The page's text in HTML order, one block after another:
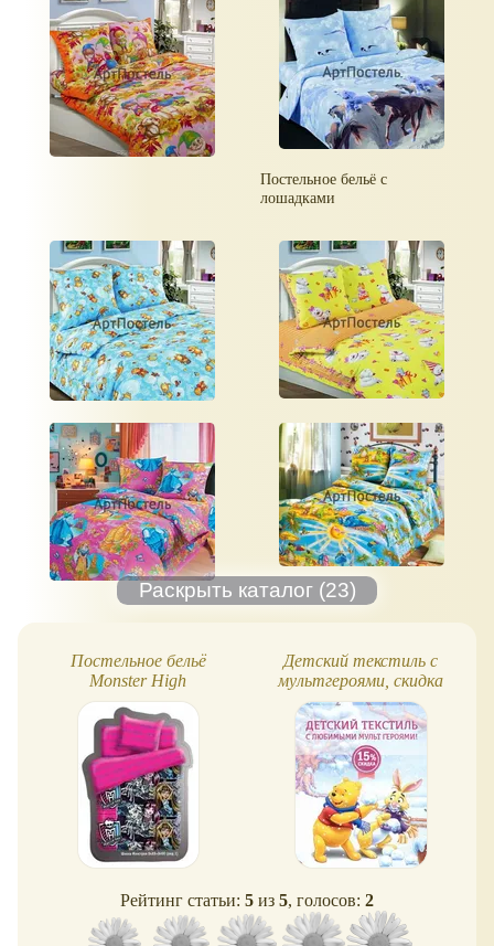
Постельное бельё с
лошадками
Постельное бельё
Monster High
Детский текстиль с
мультгероями, скидка
Рейтинг статьи: 5 из 5, голосов: 2